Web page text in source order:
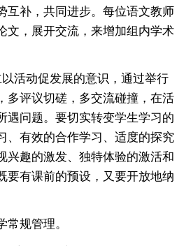
互补，共同进步。每位语文教师
文，展开交流，来增加组内学术
活动促发展的意识，通过举行
多评议切磋，多交流碰撞，在活
遇问题。要切实转变学生学习的
、有效的合作学习、适度的探究
兴趣的激发、独特体验的激活和
要有课前的预设，又要开放地纳
常规管理。